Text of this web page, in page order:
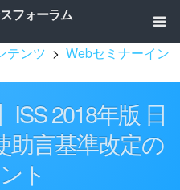
フォーラム
テンツ > Webセミナーイン
ISS 2018年版 日
助言基準改定の
ト